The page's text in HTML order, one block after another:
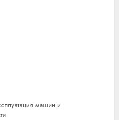
машин и